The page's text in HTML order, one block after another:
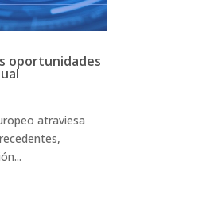
oportunidades
atraviesa